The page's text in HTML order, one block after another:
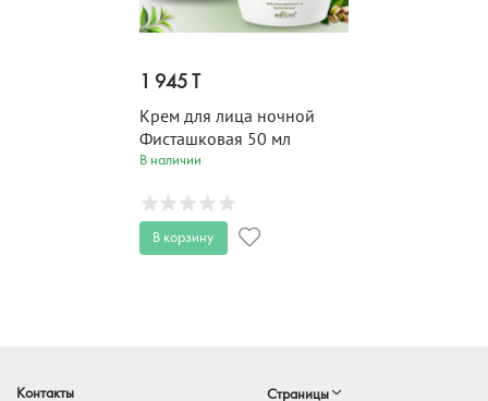
1 945 T
Крем для лица ночной
Фисташковая 50 мл
В наличии
В корзину
Контакты Страницы